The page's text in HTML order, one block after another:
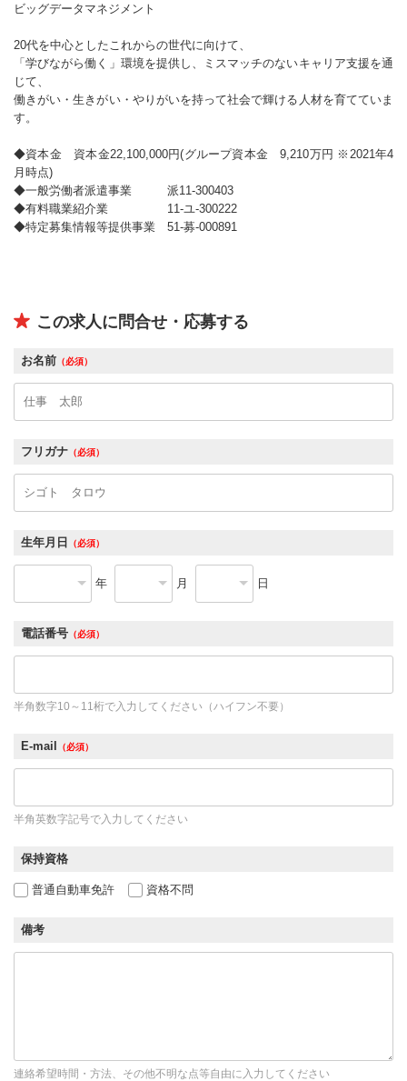
ビッグデータマネジメント
20代を中心としたこれからの世代に向けて、
「学びながら働く」環境を提供し、ミスマッチのないキャリア支援を通
じて、
働きがい・生きがい・やりがいを持って社会で輝ける人材を育てていま
す。
◆資本金 資本金22,100,000円(グループ資本金 9,210万円 ※2021年4
月時点)
◆一般労働者派遣事業 派11-300403
◆有料職業紹介業 11-ユ-300222
◆特定募集情報等提供事業 51-募-000891
この求人に問合せ・応募する
お名前 （必須）
フリガナ （必須）
生年月日 （必須）
年 月 日
電話番号 （必須）
半角数字10～11桁で入力してください（ハイフン不要）
E-mail （必須）
半角英数字記号で入力してください
保持資格
普通自動車免許 資格不問
備考
連絡希望時間・方法、その他不明な点等自由に入力してください